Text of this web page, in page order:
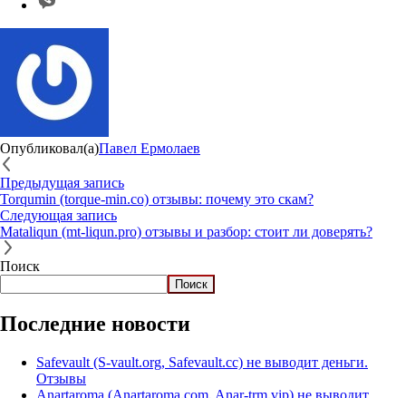
Опубликовал(а)Павел Ермолаев
Предыдущая запись
Torqumin (torque-min.co) отзывы: почему это скам?
Следующая запись
Mataliqun (mt-liqun.pro) отзывы и разбор: стоит ли доверять?
Поиск
Поиск
Последние новости
Safevault (S-vault.org, Safevault.cc) не выводит деньги.
Отзывы